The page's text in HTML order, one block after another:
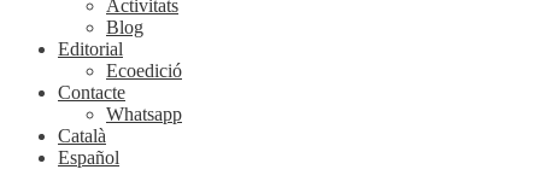
Activitats
Blog
Editorial
Ecoedició
Contacte
Whatsapp
Català
Español